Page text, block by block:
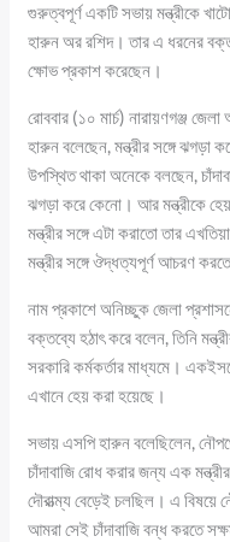
গুরুত্বপূর্ণ একটি সভায় মন্ত্রীকে
হারুন অর রশিদ। তার এ ধরনের
ক্ষোভ প্রকাশ করেছেন।
রোববার (১০ মার্চ) নারায়ণগঞ্জ
হারুন বলেছেন, মন্ত্রীর সঙ্গে ঝগড়া
উপস্থিত থাকা অনেকে বলছেন,
ঝগড়া করে কেনো। আর মন্ত্রীকে
মন্ত্রীর সঙ্গে এটা করাতো তার
মন্ত্রীর সঙ্গে ঔদ্ধত্যপূর্ণ আচরণ
নাম প্রকাশে অনিচ্ছুক জেলা
বক্তব্যে হঠাৎ করে বলেন, তিনি
সরকারি কর্মকর্তার মাধ্যমে।
এখানে হেয় করা হয়েছে।
সভায় এসপি হারুন বলেছিলেন,
চাঁদাবাজি রোধ করার জন্য এক
দৌরাত্ম্য বেড়েই চলছিল। এ বিষয়ে
আমরা সেই চাঁদাবাজি বন্ধ করতে